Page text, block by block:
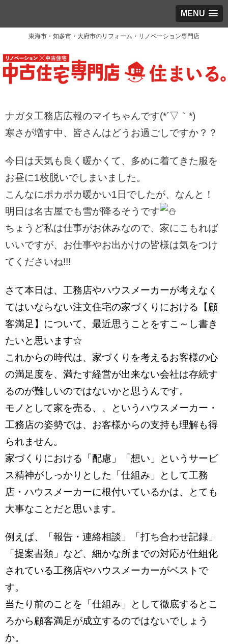
MENU
東海市・知多市・大府市のリフォーム・リノベーション専門店
ナガタ工務店広報のマイちゃんです(*´▽｀*)
寒さが増す中、皆さんはどうお過ごしですか？？
今日は天気も良く 暖かくて、多めに着てきた服を
お昼に1枚脱いでしまいました。
こ んなにポカポカ暖かい1日でしたが、なんと！
明日は名古屋でも雪が降るそうです
ちょうど私は仕事がお休みなので、家にこもれば
いいですが、お仕事やお出かけの皆様は気をつけ
てくださいね!!!
さて本日は、工務店やハウスメーカーが考えなく
てはいならない注文住宅の家づくりにおける【顧
客満足】について、最近思うことをすこ～ し書き
たいと思います☆
これからの時代は、家づくりを考えるお客様の心
の満足度を、満たす経営が出来ない会社は存続す
るのが難しいのではないかと思う んです。
モノとして家を売る、、というハウスメーカー・
工務店の姿勢では、 お客様からの支持も理解も得
られません。
家づくりにおける「配慮」「想い」
というサービ
ス精神がしっかりとした「仕組み」として工務
店・ ハウスメーカーに根付いているかは、
とても
大事なことだと思います。
例えば、「報告・連絡相談」「 打ち合わせ記録」
「提案書類」など、 細かな所までの対応が仕組化
されている工務店やハウスメーカーがベストで
す。
当たり前のことを「仕組み」
として徹底するとこ
ろから顧客満足が成立するのではないでしょう
か。